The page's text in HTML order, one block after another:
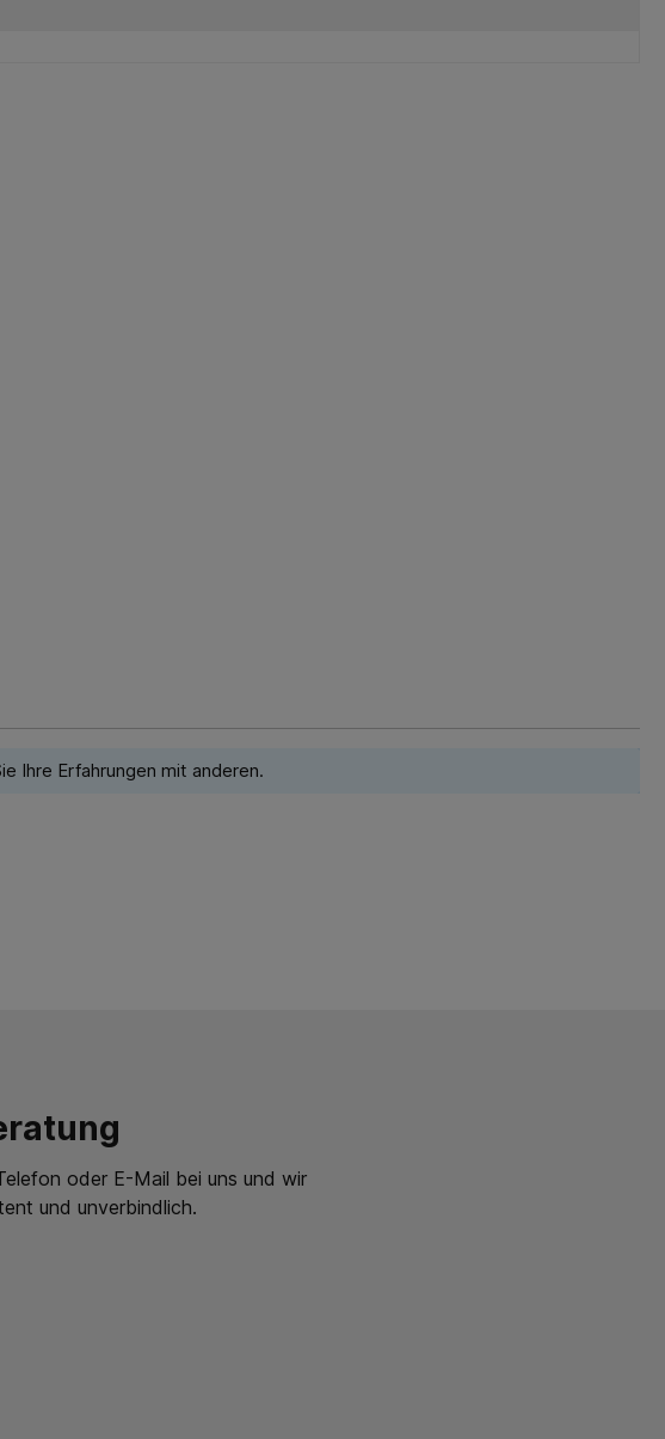
Ihre Erfahrungen mit anderen.
oder E-Mail bei uns und wir
und unverbindlich.